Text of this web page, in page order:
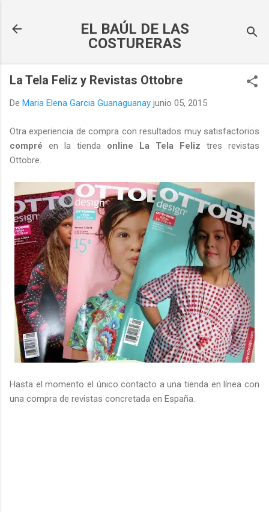
EL BAÚL DE LAS
COSTURERAS
La Tela Feliz y Revistas Ottobre
De Maria Elena Garcia Guanaguanay junio 05, 2015
Otra experiencia de compra con resultados muy satisfactorios
compré en la tienda online La Tela Feliz tres revistas
Ottobre.
Hasta el momento el único contacto a una tienda en línea con
una compra de revistas concretada en España.